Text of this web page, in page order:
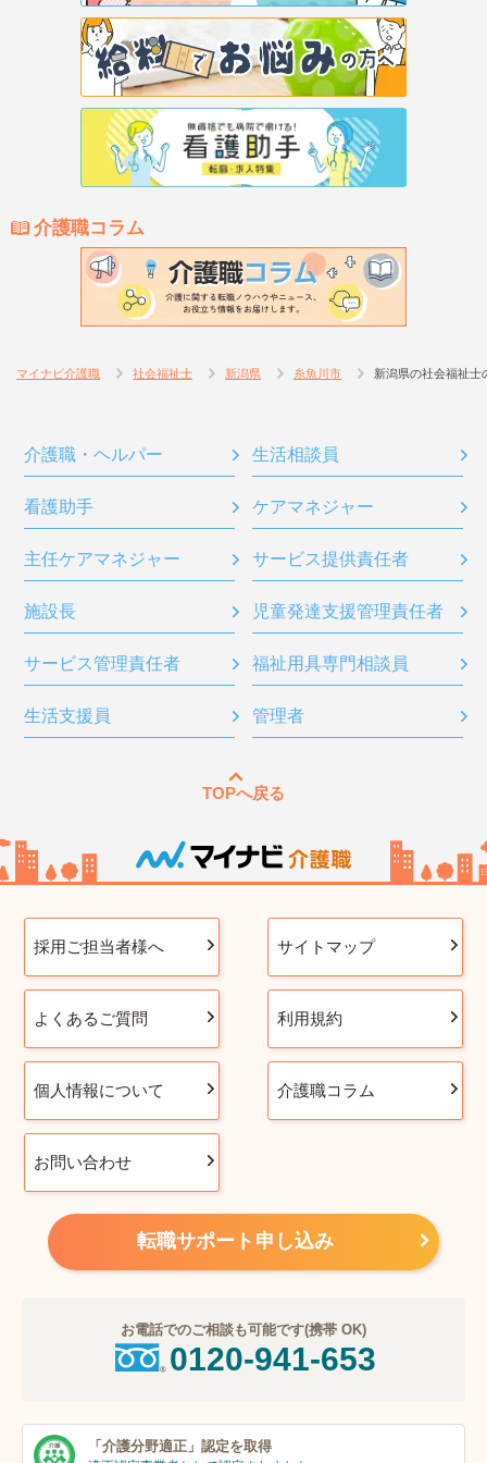
介護職コラム
マイナビ介護職 社会福祉士 新潟県 糸魚川市 新潟県の社会福祉士
介護職・ヘルパー 生活相談員
看護助手 ケアマネジャー
主任ケアマネジャー サービス提供責任者
施設長 児童発達支援管理責任者
サービス管理責任者 福祉用具専門相談員
生活支援員 管理者
TOPへ戻る
採用ご担当者様へ サイトマップ
よくあるご質問 利用規約
個人情報について 介護職コラム
お問い合わせ
転職サポート申し込み
お電話でのご相談も可能です(携帯 OK)
0120-941-653
「介護分野適正」 認定を取得